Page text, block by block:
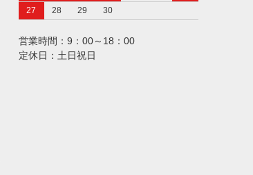
27
28 29 30
営業時間：9：00～18：00
定休日：土日祝日